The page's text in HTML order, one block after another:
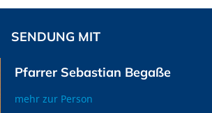
SENDUNG MIT
Pfarrer Sebastian Begaße
mehr zur Person